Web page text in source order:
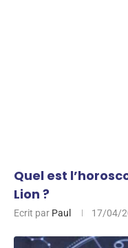
Quel est
Lion ?
Ecrit par Paul 17/04/